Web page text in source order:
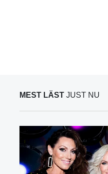
MEST LÄST JUST NU